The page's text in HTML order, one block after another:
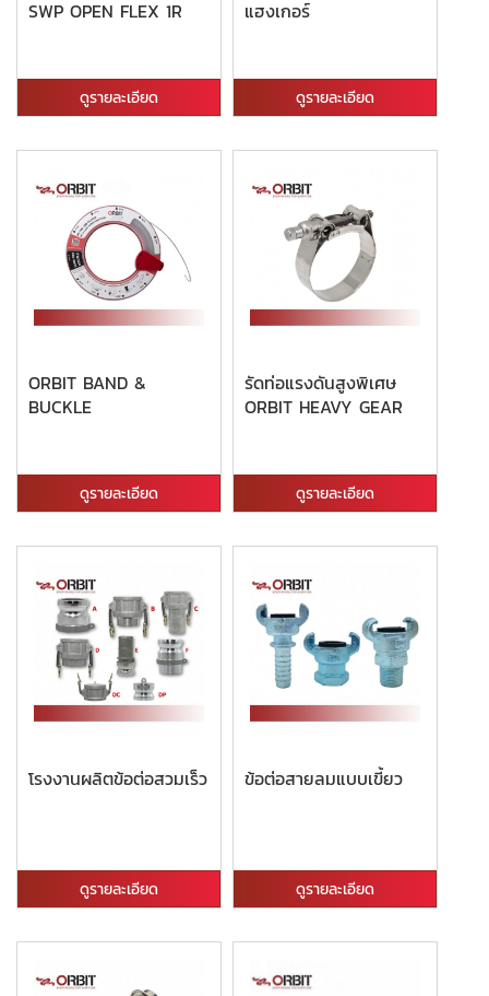
SWP OPEN FLEX 1R
ดูรายละเอียด
แฮงเกอร์
ดูรายละเอียด
ORBIT BAND &
BUCKLE
ดูรายละเอียด
รัดท่อแรงดันสูงพิเศษ
ORBIT HEAVY GEAR
ดูรายละเอียด
โรงงานผลิตข้อต่อสวมเร็ว
ดูรายละเอียด
ข้อต่อสายลมแบบเขี้ยว
ดูรายละเอียด